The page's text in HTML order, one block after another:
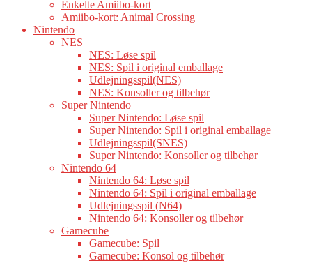
Enkelte Amiibo-kort
Amiibo-kort: Animal Crossing
Nintendo
NES
NES: Løse spil
NES: Spil i original emballage
Udlejningsspil(NES)
NES: Konsoller og tilbehør
Super Nintendo
Super Nintendo: Løse spil
Super Nintendo: Spil i original emballage
Udlejningsspil(SNES)
Super Nintendo: Konsoller og tilbehør
Nintendo 64
Nintendo 64: Løse spil
Nintendo 64: Spil i original emballage
Udlejningsspil (N64)
Nintendo 64: Konsoller og tilbehør
Gamecube
Gamecube: Spil
Gamecube: Konsol og tilbehør